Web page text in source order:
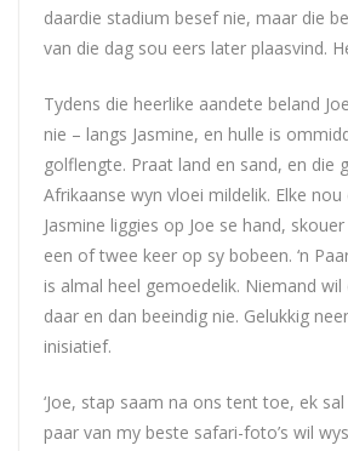
daardie stadium besef nie, maar die
van die dag sou eers later plaasvind.
Tydens die heerlike aandete beland Joe
nie – langs Jasmine, en hulle is
golflengte. Praat land en sand, en die
Afrikaanse wyn vloei mildelik. Elke
Jasmine liggies op Joe se hand,
een of twee keer op sy bobeen. ‘n
is almal heel gemoedelik. Niemand
daar en dan beeindig nie. Gelukkig
inisiatief.
‘Joe, stap saam na ons tent toe, ek sal
paar van my beste safari-foto’s wil